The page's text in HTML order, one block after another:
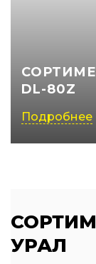
DL-80Z
Подробнее
УРАЛ